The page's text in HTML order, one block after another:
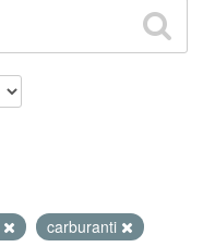
carburanti